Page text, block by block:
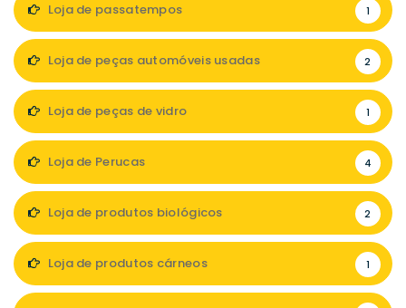
Loja de passatempos 1
Loja de peças automóveis usadas 2
Loja de peças de vidro 1
Loja de Perucas 4
Loja de produtos biológicos 2
Loja de produtos cárneos 1